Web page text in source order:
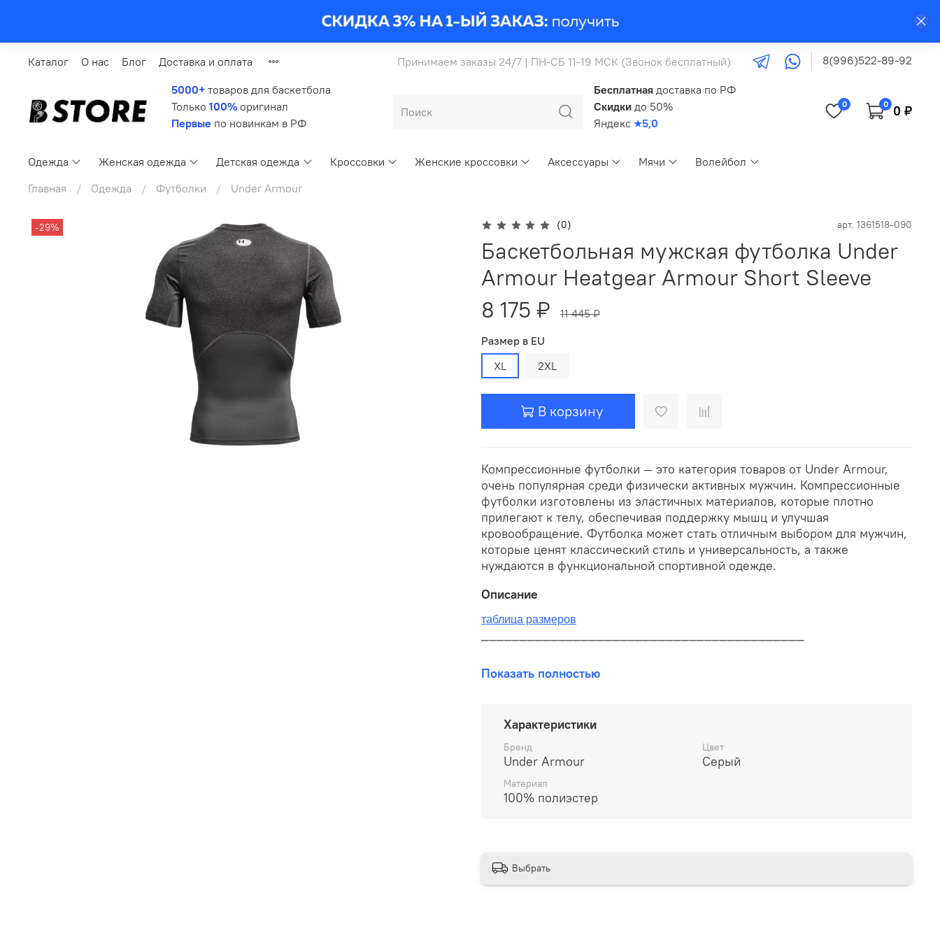
Каталог О нас Блог Доставка и оплата Принимаем заказы 24/7 | ПН-СБ 11-19 МСК (Звонок бесплатный) 8(996)522-89-92
5000+ товаров для баскетбола
Только 100% оригинал
Первые по новинкам в РФ
Бесплатная доставка по РФ
Скидки до 50%
Яндекс ★5,0
0 0 0 ₽
Одежда Женская одежда Детская одежда Кроссовки Женские кроссовки Аксессуары Мячи
Волейбол
Главная
Одежда Футболки Under Armour
-29% (0) арт. 1361518-090
Баскетбольная мужская футболка Under
Armour Heatgear Armour Short Sleeve
8 175 ₽
11 445 ₽
Размер в EU
XL
2XL
В корзину
Компрессионные футболки — это категория товаров от Under Armour,
очень популярная среди физически активных мужчин. Компрессионные
футболки изготовлены из эластичных материалов, которые плотно
прилегают к телу, обеспечивая поддержку мышц и улучшая
кровообращение. Футболка может стать отличным выбором для мужчин,
которые ценят классический стиль и универсальность, а также
нуждаются в функциональной спортивной одежде.
Описание
таблица размеров
__________________________________________
Бесплатная доставка:
По всей России от 10 до 14 дней
Почтой России 1 классом
Показать полностью
Характеристики
Бренд
Under Armour
Цвет
Серый
Материал
100% полиэстер
Выбрать